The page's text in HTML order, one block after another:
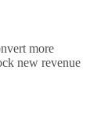
more
new revenue